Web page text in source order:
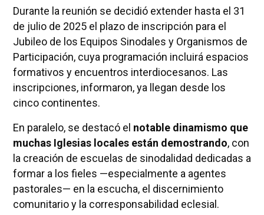
Durante la reunión se decidió extender hasta el 31
de julio de 2025 el plazo de inscripción para el
Jubileo de los Equipos Sinodales y Organismos de
Participación, cuya programación incluirá espacios
formativos y encuentros interdiocesanos. Las
inscripciones, informaron, ya llegan desde los
cinco continentes.
En paralelo, se destacó el notable dinamismo que
muchas Iglesias locales están demostrando, con
la creación de escuelas de sinodalidad dedicadas a
formar a los fieles —especialmente a agentes
pastorales— en la escucha, el discernimiento
comunitario y la corresponsabilidad eclesial.